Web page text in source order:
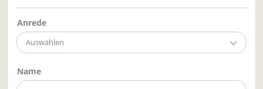
Anrede
Auswählen
Name